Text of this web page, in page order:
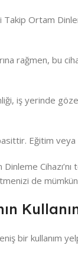
Takip Ortam
rağmen, bu
iş yerinde
basittir. Eğitim
de mümkün
bir kullanım